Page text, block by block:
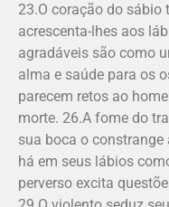
23.O coração do sábio
acrescenta-lhes aos
agradáveis são como
alma e saúde para os
parecem retos ao
morte. 26.A fome do
sua boca o constrange
há em seus lábios
perverso excita